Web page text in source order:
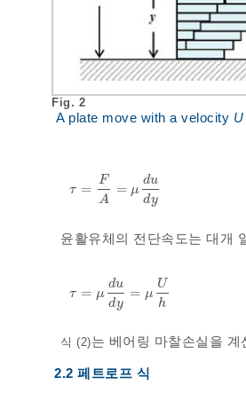
Fig. 2
A plate move with a velocity U
τ =
F
A
= μ
du
dy
τ=FA=μdud
윤활유체의 전단속도는 대개
τ = μ
du
dy
= μ
U
h
τ=μdu dy =μU
식 (2)는 베어링 마찰손실을
2.2 페트로프 식